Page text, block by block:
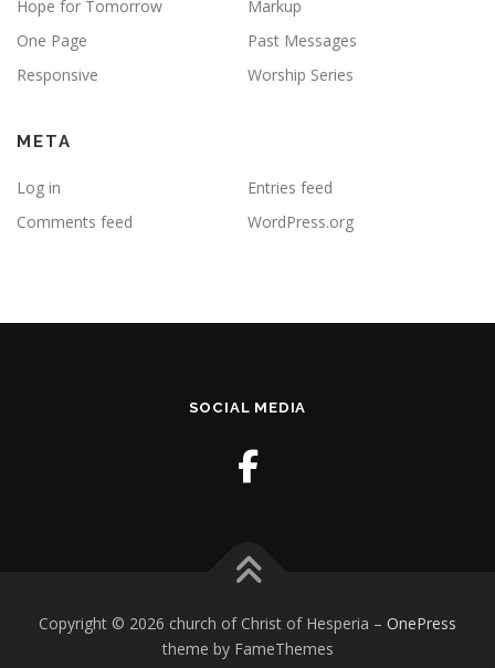
Hope for Tomorrow
Markup
One Page
Past Messages
Responsive
Worship Series
META
Log in
Entries feed
Comments feed
WordPress.org
SOCIAL MEDIA
Copyright © 2026 church of Christ of Hesperia – OnePress
theme by FameThemes